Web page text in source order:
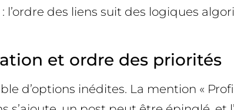
des liens suit des logiques
et ordre des priorités
d’options inédites. La mention «